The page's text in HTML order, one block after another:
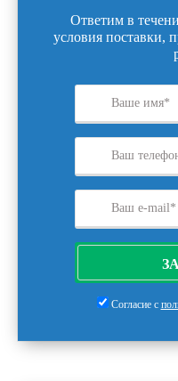
Ответим в
условия поставки,
Согласие с